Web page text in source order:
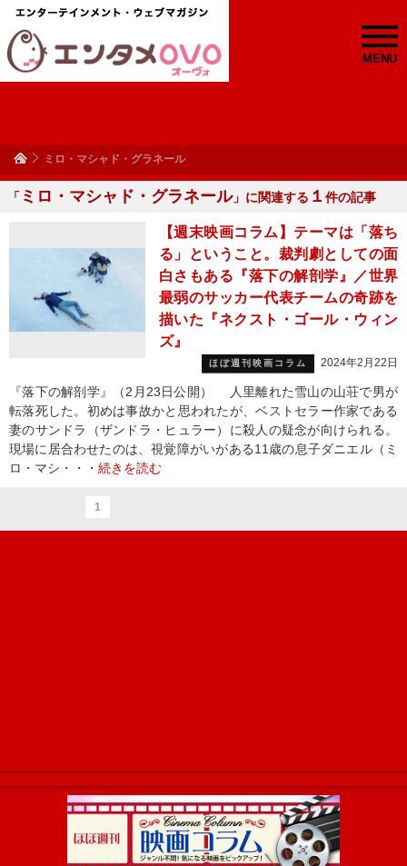
MENU
ミロ・マシャド・グラネール
「 ミロ・マシャド・グラネール」に関連する １ 件の記事
【週末映画コラム】テーマは「落ち
る」ということ。裁判劇としての面
白さもある『落下の解剖学』／世界
最弱のサッカー代表チームの奇跡を
描いた『ネクスト・ゴール・ウィン
ズ』
ほぼ週刊映画コラム 2024年2月22日
『落下の解剖学』（2月23日公開） 人里離れた雪山の山荘で男が
転落死した。初めは事故かと思われたが、ベストセラー作家である
妻のサンドラ（ザンドラ・ヒュラー）に殺人の疑念が向けられる。
現場に居合わせたのは、視覚障がいがある11歳の息子ダニエル（ミ
ロ・マシ・・・ 続きを読む
1